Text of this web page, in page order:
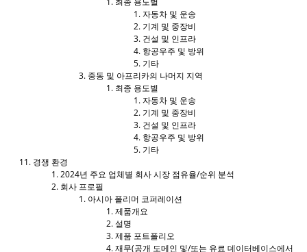
자동차 및 운송
기계 및 중장비
건설 및 인프라
항공우주 및 방위
기타
중동 및 아프리카의 나머지 지역
최종 용도별
자동차 및 운송
기계 및 중장비
건설 및 인프라
항공우주 및 방위
기타
경쟁 환경
2024년 주요 업체별 회사 시장 점유율/순위 분석
회사 프로필
아시아 폴리머 코퍼레이션
제품개요
설명
제품 포트폴리오
재무(공개 도메인 및/또는 유료 데이터베이스에서